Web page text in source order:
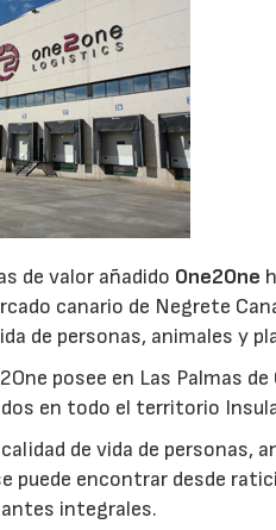
de valor añadido One2One
canario de Negrete
de personas, animales y
posee en Las Palmas de
en todo el territorio
de vida de personas,
puede encontrar desde
integrales.